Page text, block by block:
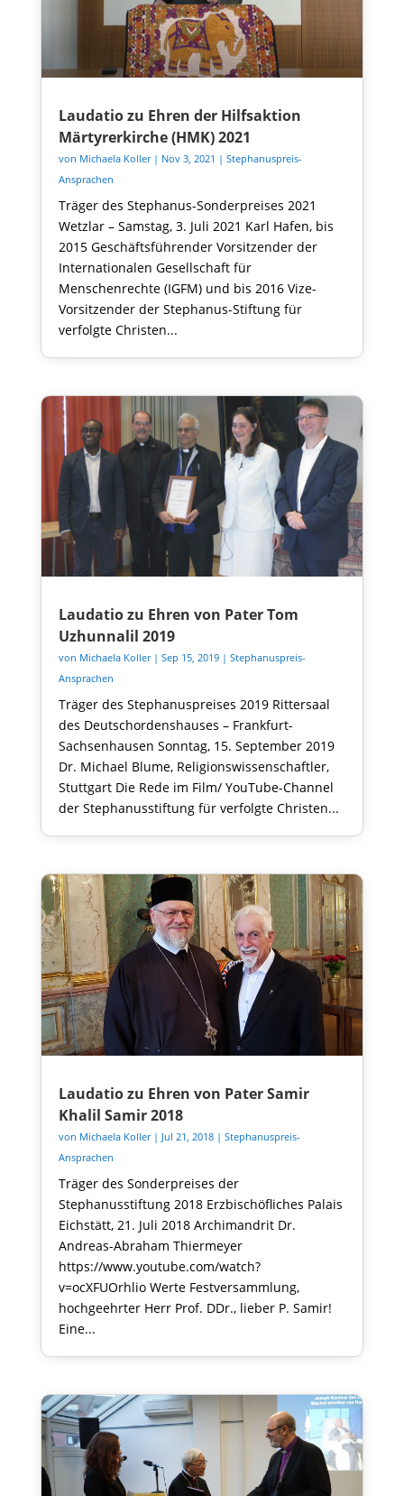
Laudatio zu Ehren der Hilfsaktion
Märtyrerkirche (HMK) 2021
von Michaela Koller| Nov 3, 2021 | Stephanuspreis-
Ansprachen
Träger des Stephanus-Sonderpreises 2021
Wetzlar – Samstag, 3. Juli 2021 Karl Hafen, bis
2015 Geschäftsführender Vorsitzender der
Internationalen Gesellschaft für
Menschenrechte (IGFM) und bis 2016 Vize-
Vorsitzender der Stephanus-Stiftung für
verfolgte Christen...
Laudatio zu Ehren von Pater Tom
Uzhunnalil 2019
von Michaela Koller| Sep 15, 2019| Stephanuspreis-
Ansprachen
Träger des Stephanuspreises 2019 Rittersaal
des Deutschordenshauses – Frankfurt-
Sachsenhausen Sonntag, 15. September 2019
Dr. Michael Blume, Religionswissenschaftler,
Stuttgart Die Rede im Film/ YouTube-Channel
der Stephanusstiftung für verfolgte Christen...
Laudatio zu Ehren von Pater Samir
Khalil Samir 2018
von Michaela Koller| Jul 21, 2018| Stephanuspreis-
Ansprachen
Träger des Sonderpreises der
Stephanusstiftung 2018 Erzbischöfliches Palais
Eichstätt, 21. Juli 2018 Archimandrit Dr.
Andreas-Abraham Thiermeyer
https://www.youtube.com/watch?
v=ocXFUOrhlio Werte Festversammlung,
hochgeehrter Herr Prof. DDr., lieber P. Samir!
Eine...